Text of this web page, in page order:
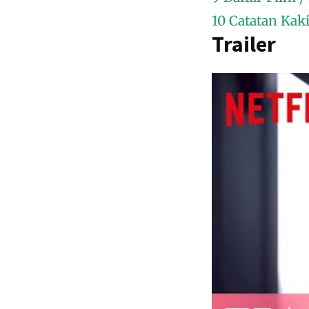
10 Catatan Kaki
Trailer